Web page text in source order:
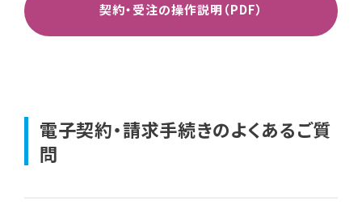
契約・受注の操作説明（PDF）
電子契約・請求手続きのよくあるご質
問